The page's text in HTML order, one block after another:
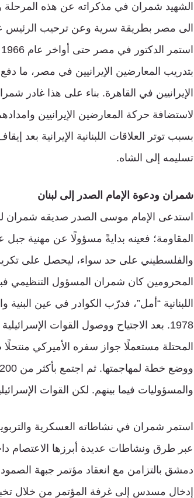
الشهيد شمران في مذكراته عن هذه المرحلة
الى مصر بطريقة سرية وعن ترحيب الرئيس
بتدريب المعارضين الإيرانيين في مصر، ما
بسبب توتر العلاقات اللبنانية الإيرانية بعد
تسليمه إلى الشاه.
شمران ودعوة الإمام الصدر إلى لبنان
استدعى الإمام موسى الصدر صديقه شمران
والفلسطيني على حد سواء، ليحصل على
المحرومين كان شمران المسؤول التنظيمي
اللبنانية “أمل”، فدرّب الكوادر في عين البنية
1978. بعد الاجتياح ووصول القوات
المحتلة مستعملًا جواز سفره الأميركي
والمسؤوليات فيما بينهم. لكن القوات
استمر شمران في نشاطاته العسكرية
عبر طرق ونشاطات عديدة أبرزها الاعتصام
دمشق بالتزامن مع انعقاد مؤتمر جبهة
إدخال مسدس إلى غرفة المؤتمر من خلال